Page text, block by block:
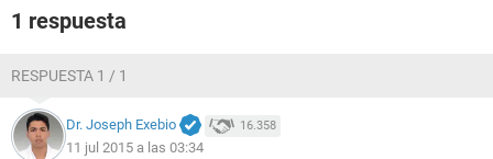
1 respuesta
RESPUESTA 1 / 1
Dr. Joseph Exebio 16.358
11 jul 2015 a las 03:34